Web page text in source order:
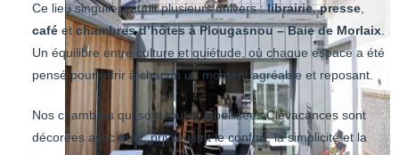
Ce lieu singulier réunit plusieurs univers :librairie,presse
café et chambres d’hôtes à Plougasnou – Baie de Morlaix
Un équilibre entre culture et quiétude, où chaque espace a été
pensé pour offrir à chacun un moment agréable et reposant.
Nos chambres qui sont toutes labelliséesClévacances sont
décorées avec goût, privilégient le confort, la simplicité et la